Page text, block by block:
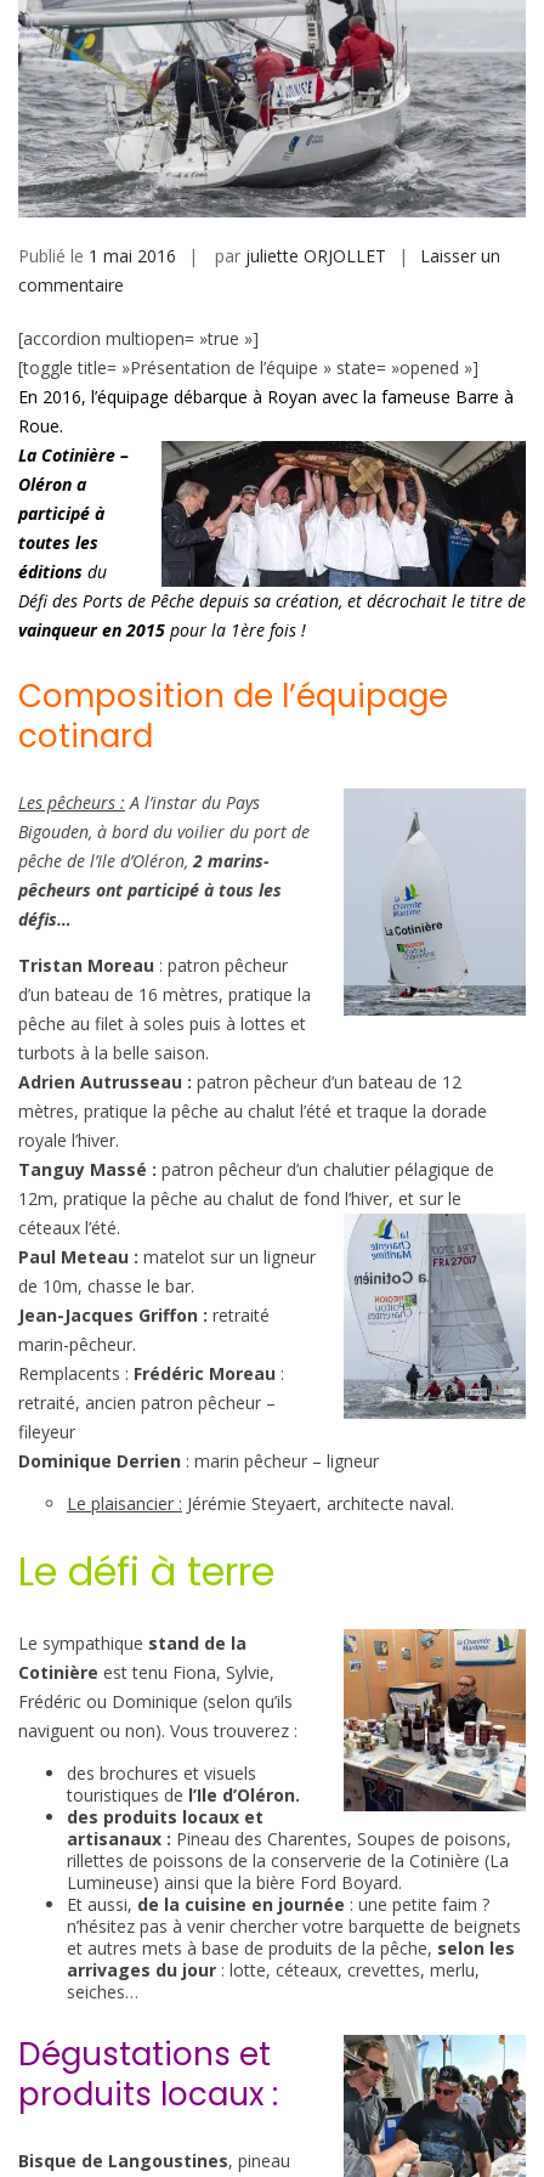
Publié le 1 mai 2016 par juliette ORJOLLET
Laisser un
commentaire
Cotinière
–
Oléron
[accordion multiopen= »true »]
[toggle title= »Présentation de l’équipe » state= »opened »]
En 2016, l’équipage débarque à Royan avec la fameuse Barre à
Roue.
La Cotinière –
Oléron a
participé à
toutes les
éditions du
Défi des Ports de Pêche depuis sa création, et décrochait le titre de
vainqueur en 2015 pour la 1ère fois !
Composition de l’équipage
cotinard
Les pêcheurs : A l’instar du Pays
Bigouden, à bord du voilier du port de
pêche de l’Ile d’Oléron, 2 marins-
pêcheurs ont participé à tous les
défis…
Tristan Moreau : patron pêcheur
d’un bateau de 16 mètres, pratique la
pêche au filet à soles puis à lottes et
turbots à la belle saison.
Adrien Autrusseau : patron pêcheur d’un bateau de 12
mètres, pratique la pêche au chalut l’été et traque la dorade
royale l’hiver.
Tanguy Massé : patron pêcheur d’un chalutier pélagique de
12m, pratique la pêche au chalut de fond l’hiver, et sur le
céteaux l’été.
Paul Meteau : matelot sur un ligneur
de 10m, chasse le bar.
Jean-Jacques Griffon : retraité
marin-pêcheur.
Remplacents : Frédéric Moreau :
retraité, ancien patron pêcheur –
fileyeur
Dominique Derrien : marin pêcheur – ligneur
Le plaisancier : Jérémie Steyaert, architecte naval.
Le défi à terre
Le sympathique stand de la
Cotinière est tenu Fiona, Sylvie,
Frédéric ou Dominique (selon qu’ils
naviguent ou non). Vous trouverez :
des brochures et visuels
touristiques de l’Ile d’Oléron.
des produits locaux et
artisanaux : Pineau des Charentes, Soupes de poisons,
rillettes de poissons de la conserverie de la Cotinière (La
Lumineuse) ainsi que la bière Ford Boyard.
Et aussi, de la cuisine en journée : une petite faim ?
n’hésitez pas à venir chercher votre barquette de beignets
et autres mets à base de produits de la pêche, selon les
arrivages du jour : lotte, céteaux, crevettes, merlu,
seiches…
Dégustations et
produits locaux :
Bisque de Langoustines, pineau